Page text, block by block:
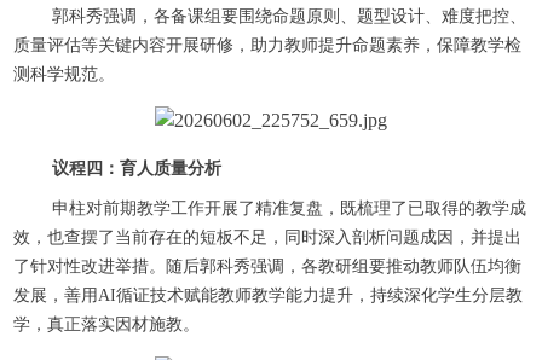
郭科秀强调，各备课组要围绕命题原则、题型设计、难度把控、
质量评估等关键内容开展研修，助力教师提升命题素养，保障教学检
测科学规范。
议程四：育人质量分析
申柱对前期教学工作开展了精准复盘，既梳理了已取得的教学成
效，也查摆了当前存在的短板不足，同时深入剖析问题成因，并提出
了针对性改进举措。随后郭科秀强调，各教研组要推动教师队伍均衡
发展，善用AI循证技术赋能教师教学能力提升，持续深化学生分层教
学，真正落实因材施教。